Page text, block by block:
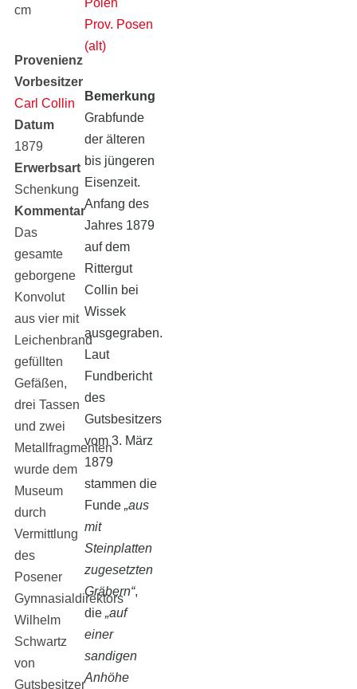
cm
Provenienz
Vorbesitzer
Carl Collin
Datum
1879
Erwerbsart
Schenkung
Kommentar
Das
gesamte
geborgene
Konvolut
aus vier mit
Leichenbrand
gefüllten
Gefäßen,
drei Tassen
und zwei
Metallfragmenten
wurde dem
Museum
durch
Vermittlung
des
Posener
Gymnasialdirektors
Wilhelm
Schwartz
von
Gutsbesitzer
Polen
Prov. Posen
(alt)
Bemerkung
Grabfunde
der älteren
bis jüngeren
Eisenzeit.
Anfang des
Jahres 1879
auf dem
Rittergut
Collin bei
Wissek
ausgegraben.
Laut
Fundbericht
des
Gutsbesitzers
vom 3. März
1879
stammen die
Funde„aus
mit
Steinplatten
zugesetzten
Gräbern“,
die„auf
einer
sandigen
Anhöhe